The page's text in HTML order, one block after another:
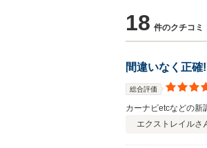
18 件のクチコミ
間違いなく正確!
総合評価
カーナビetcなどの新
エクストレイルさ